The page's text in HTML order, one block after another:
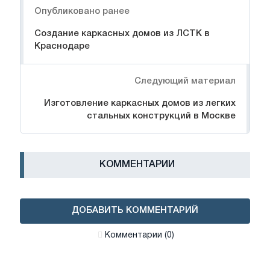
Опубликовано ранее
Создание каркасных домов из ЛСТК в
Краснодаре
Следующий материал
Изготовление каркасных домов из легких
стальных конструкций в Москве
КОММЕНТАРИИ
ДОБАВИТЬ КОММЕНТАРИЙ
Комментарии (0)